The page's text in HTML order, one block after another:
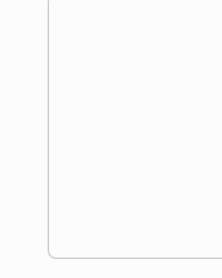
Comentário